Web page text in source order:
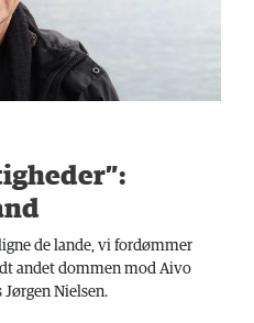
de lande, vi fordømmer
andet dommen mod Aivo
Jørgen Nielsen.